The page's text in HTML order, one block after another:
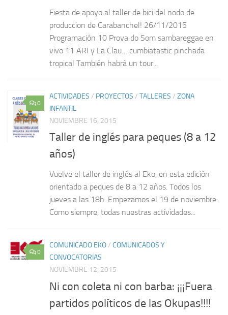
Fiesta de apoyo al taller de bici del nodo de
produccion de Carabanchel! 26/11/2015
Programación 10 Prova do Som sambareggae en
vivo 11 ARI y La Clau… cumbiatastic pinchada
tropical También habrá un tour...
0
ACTIVIDADES / PROYECTOS / TALLERES / ZONA
INFANTIL
NOVIEMBRE 16, 2015
Taller de inglés para peques (8 a 12
años)
Vuelve el taller de inglés al Eko, en esta edición
orientado a peques de 8 a 12 años. Todos los
jueves a las 18h. Empezamos el 19 de noviembre.
Como siempre, todas nuestras actividades...
0
COMUNICADO EKO/ COMUNICADOS Y
CONVOCATORIAS
NOVIEMBRE 12, 2015
Ni con coleta ni con barba: ¡¡¡Fuera
partidos políticos de las Okupas!!!!